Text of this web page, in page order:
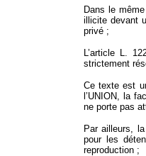
Dans le
illicite devant
privé ;
L’article L.
strictement
Ce texte est
l’UNION, la
ne porte pas
Par ailleurs,
pour les
reproduction ;